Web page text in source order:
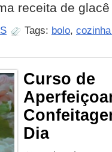
receita de
Tags: bolo,
Curso de
Dia